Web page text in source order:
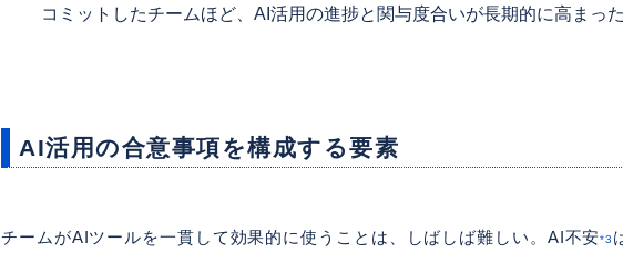
コミットしたチームほど、AI活用の進捗と関与度合いが長期的に高まった
AI活用の合意事項を構成する要素
チームがAIツールを一貫して効果的に使うことは、しばしば難しい。AI不安*3